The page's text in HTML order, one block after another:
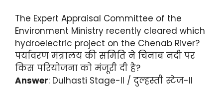
The Expert Appraisal Committee of the
Environment Ministry recently cleared which
hydroelectric project on the Chenab River?
पर्यावरण मंत्रालय की समिति ने चिनाब नदी पर
किस परियोजना को मंजूरी दी है?
Answer: Dulhasti Stage-II / दुल्हस्ती स्टेज-II